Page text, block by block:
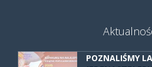
POZNALIŚMY